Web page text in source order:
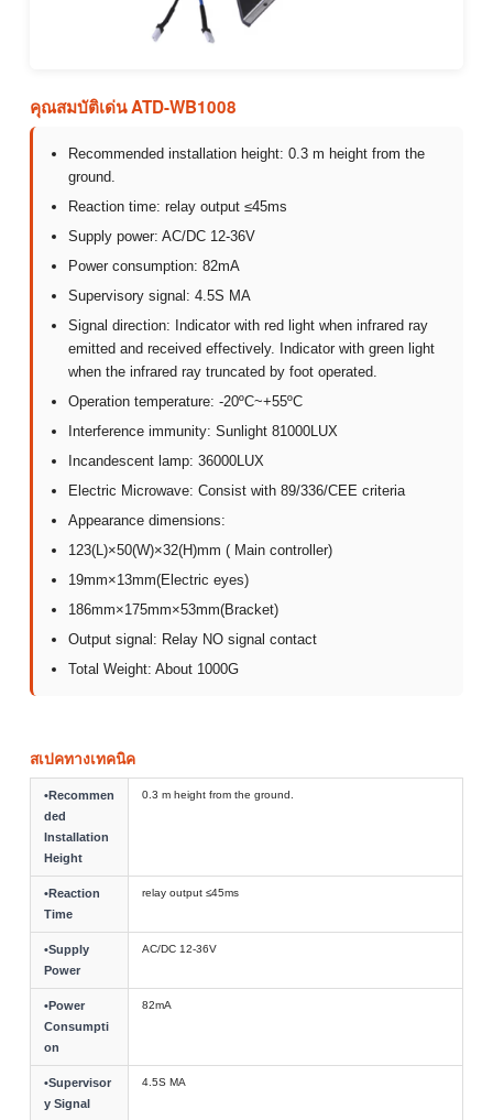
คุณสมบัติเด่น ATD-WB1008
Recommended installation height: 0.3 m height from the
ground.
Reaction time: relay output ≤45ms
Supply power: AC/DC 12-36V
Power consumption: 82mA
Supervisory signal: 4.5S MA
Signal direction: Indicator with red light when infrared ray
emitted and received effectively. Indicator with green light
when the infrared ray truncated by foot operated.
Operation temperature: -20ºC~+55ºC
Interference immunity: Sunlight 81000LUX
Incandescent lamp: 36000LUX
Electric Microwave: Consist with 89/336/CEE criteria
Appearance dimensions:
123(L)×50(W)×32(H)mm ( Main controller)
19mm×13mm(Electric eyes)
186mm×175mm×53mm(Bracket)
Output signal: Relay NO signal contact
Total Weight: About 1000G
สเปคทางเทคนิค
•Recommen
ded
Installation
Height
0.3 m height from the ground.
•Reaction
Time
relay output ≤45ms
•Supply
Power
AC/DC 12-36V
•Power
Consumpti
on
82mA
•Supervisor
y Signal
4.5S MA